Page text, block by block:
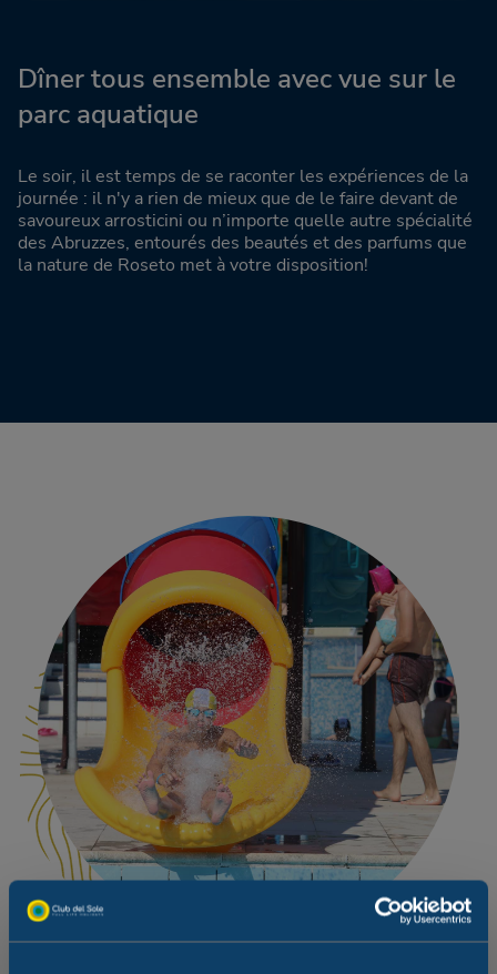
Dîner tous ensemble avec vue sur le
parc aquatique
Le soir, il est temps de se raconter les expériences de la
journée : il n'y a rien de mieux que de le faire devant de
savoureux arrosticini ou n’importe quelle autre spécialité
des Abruzzes, entourés des beautés et des parfums que
la nature de Roseto met à votre disposition!